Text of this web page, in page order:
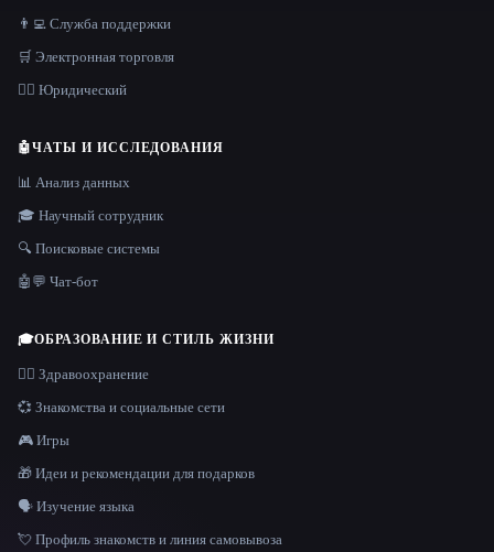
👨‍💻 Служба поддержки
🛒 Электронная торговля
👩‍⚖️ Юридический
🤖ЧАТЫ И ИССЛЕДОВАНИЯ
📊 Анализ данных
🎓 Научный сотрудник
🔍 Поисковые системы
🤖💬 Чат-бот
🎓ОБРАЗОВАНИЕ И СТИЛЬ ЖИЗНИ
👩‍⚕️ Здравоохранение
💞 Знакомства и социальные сети
🎮 Игры
🎁 Идеи и рекомендации для подарков
🗣️ Изучение языка
💘 Профиль знакомств и линия самовывоза